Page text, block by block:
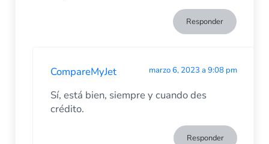
Responder
CompareMyJet marzo 6, 2023 a 9:08 pm
Sí, está bien, siempre y cuando des
crédito.
Responder